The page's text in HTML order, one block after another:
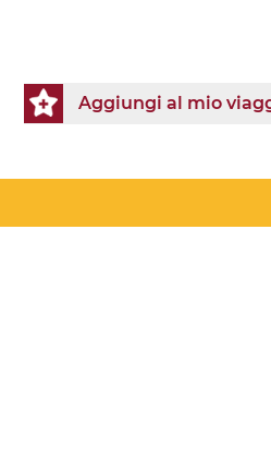
Aggiungi al mio